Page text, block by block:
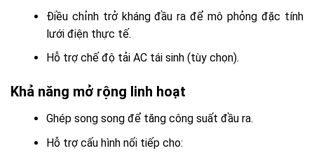
Điều chỉnh trở kháng đầu ra để mô phỏng đặc tính
lưới điện thực tế.
Hỗ trợ chế độ tải AC tái sinh (tùy chọn).
Khả năng mở rộng linh hoạt
Ghép song song để tăng công suất đầu ra.
Hỗ trợ cấu hình nối tiếp cho: